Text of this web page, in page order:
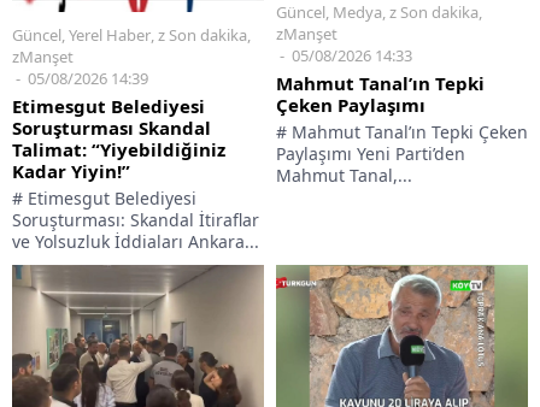
Güncel,Yerel Haber,z Son dakika,
zManşet
05/08/2026 14:39
Etimesgut Belediyesi
Soruşturması Skandal
Talimat: “Yiyebildiğiniz
Kadar Yiyin!”
# Etimesgut Belediyesi
Soruşturması: Skandal İtiraflar
ve Yolsuzluk İddiaları Ankara...
Güncel, Medya,z Son dakika,
zManşet
05/08/2026 14:33
Mahmut Tanal’ın Tepki
Çeken Paylaşımı
# Mahmut Tanal’ın Tepki Çeken
Paylaşımı Yeni Parti’den
Mahmut Tanal,...